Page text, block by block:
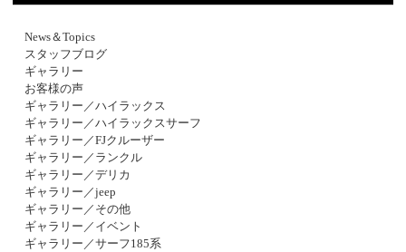
News＆Topics
スタッフブログ
ギャラリー
お客様の声
ギャラリー／ハイラックス
ギャラリー／ハイラックスサーフ
ギャラリー／FJクルーザー
ギャラリー／ランクル
ギャラリー／デリカ
ギャラリー／jeep
ギャラリー／その他
ギャラリー／イベント
ギャラリー／サーフ185系